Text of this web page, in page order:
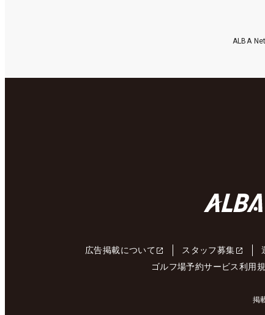
ALBA
広告掲載について スタッフ募集
ゴルフ場予約サービス利用
掲